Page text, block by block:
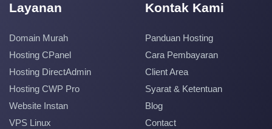
Layanan
Domain Murah
Hosting CPanel
Hosting DirectAdmin
Hosting CWP Pro
Website Instan
VPS Linux
Kontak Kami
Panduan Hosting
Cara Pembayaran
Client Area
Syarat & Ketentuan
Blog
Contact